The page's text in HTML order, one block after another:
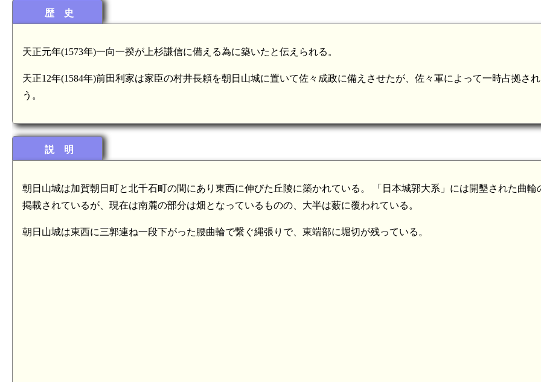
歴 史
天正元年(1573年)一向一揆が上杉謙信に備える為に築いたと伝えられる。
天正12年(1584年)前田利家は家臣の村井長頼を朝日山城に置いて佐々成政に備えさせたが、佐々軍によって一時占拠さ
う。
説 明
朝日山城は加賀朝日町と北千石町の間にあり東西に伸びた丘陵に築かれている。 「日本城郭大系」には開墾された曲輪
掲載されているが、現在は南麓の部分は畑となっているものの、大半は薮に覆われている。
朝日山城は東西に三郭連ね一段下がった腰曲輪で繋ぐ縄張りで、東端部に堀切が残っている。